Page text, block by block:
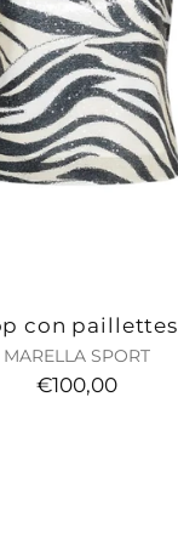
con paillettes
MARELLA SPORT
€100,00